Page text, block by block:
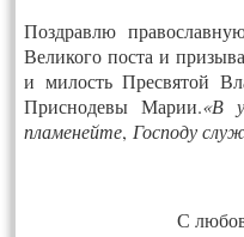
Поздравлю
Великого поста и
и милость Пресвятой
Приснодевы Марии.«В
пламенейте, Господу
С